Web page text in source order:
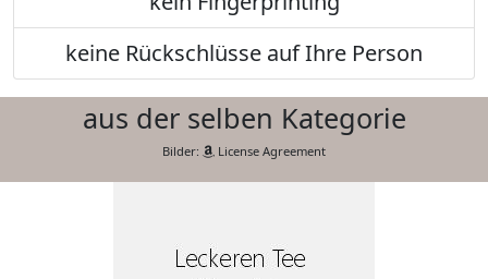
keine Rückschlüsse auf Ihre Person
aus der selben Kategorie
Bilder: License Agreement